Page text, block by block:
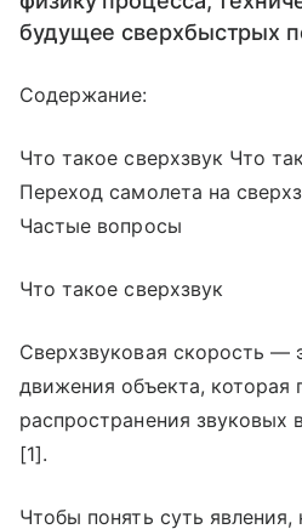
будущее сверхбыстрых
Содержание:
Что такое сверхзвук Что
Переход самолета на
Частые вопросы
Что такое сверхзвук
Сверхзвуковая скорость —
движения объекта, которая
распространения звуковых
[1].
Чтобы понять суть